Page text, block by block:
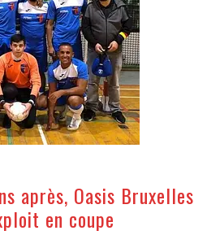
après, Oasis Bruxelles
en coupe